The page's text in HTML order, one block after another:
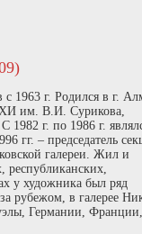
1963 г. Родился в г.
им. В.И. Сурикова,
г. по 1986 г.
гг. – председатель
галереи. Жил и
республиканских,
у художника был ряд
рубежом, в галерее
Германии, Франции,